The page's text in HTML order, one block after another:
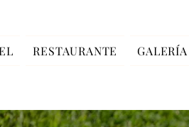
RESTAURANTE